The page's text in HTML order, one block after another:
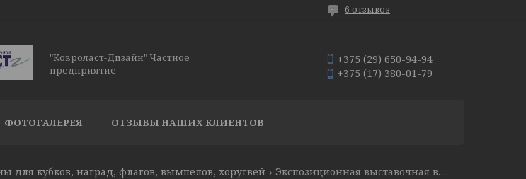
6 отзывов
"Ковроласт-Дизайн" Частное
предприятие
+375 (29) 650-94-94
+375 (17) 380-01-79
ФОТОГАЛЕРЕЯ ОТЗЫВЫ НАШИХ КЛИЕНТОВ
для кубков, наград, флагов, вымпелов, хоругвей Экспозиционная выставочная витрина